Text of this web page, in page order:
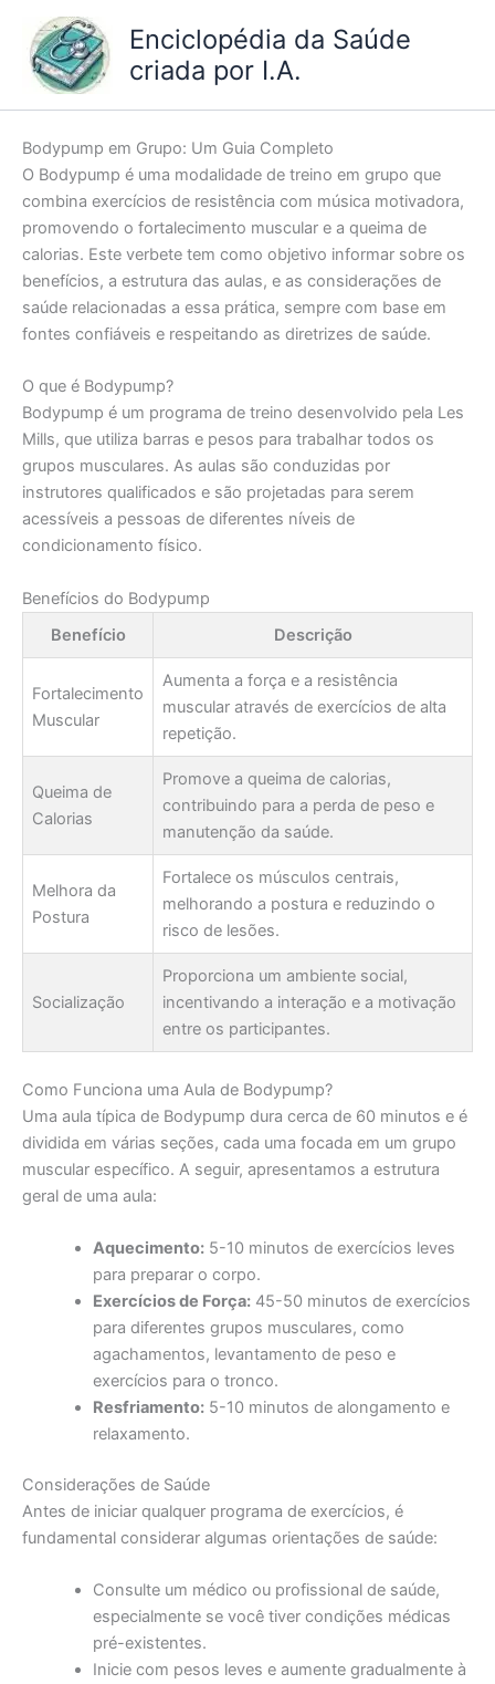
conteúdo
Enciclopédia da Saúde
criada por I.A.
Bodypump em Grupo: Um Guia Completo
O Bodypump é uma modalidade de treino em grupo que
combina exercícios de resistência com música motivadora,
promovendo o fortalecimento muscular e a queima de
calorias. Este verbete tem como objetivo informar sobre os
benefícios, a estrutura das aulas, e as considerações de
saúde relacionadas a essa prática, sempre com base em
fontes confiáveis e respeitando as diretrizes de saúde.
O que é Bodypump?
Bodypump é um programa de treino desenvolvido pela Les
Mills, que utiliza barras e pesos para trabalhar todos os
grupos musculares. As aulas são conduzidas por
instrutores qualificados e são projetadas para serem
acessíveis a pessoas de diferentes níveis de
condicionamento físico.
Benefícios do Bodypump
Benefício
Descrição
Fortalecimento
Muscular
Aumenta a força e a resistência
muscular através de exercícios de alta
repetição.
Queima de
Calorias
Promove a queima de calorias,
contribuindo para a perda de peso e
manutenção da saúde.
Melhora da
Postura
Fortalece os músculos centrais,
melhorando a postura e reduzindo o
risco de lesões.
Socialização
Proporciona um ambiente social,
incentivando a interação e a motivação
entre os participantes.
Como Funciona uma Aula de Bodypump?
Uma aula típica de Bodypump dura cerca de 60 minutos e é
dividida em várias seções, cada uma focada em um grupo
muscular específico. A seguir, apresentamos a estrutura
geral de uma aula:
Aquecimento:5-10 minutos de exercícios leves
para preparar o corpo.
Exercícios de Força:45-50 minutos de exercícios
para diferentes grupos musculares, como
agachamentos, levantamento de peso e
exercícios para o tronco.
Resfriamento:5-10 minutos de alongamento e
relaxamento.
Considerações de Saúde
Antes de iniciar qualquer programa de exercícios, é
fundamental considerar algumas orientações de saúde:
Consulte um médico ou profissional de saúde,
especialmente se você tiver condições médicas
pré-existentes.
Inicie com pesos leves e aumente gradualmente à